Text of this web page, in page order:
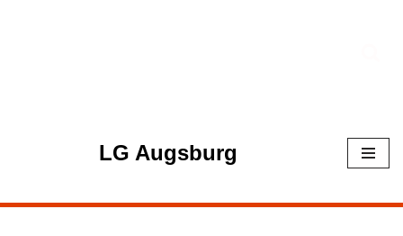
LG Augsburg